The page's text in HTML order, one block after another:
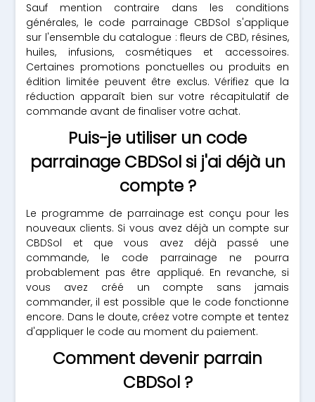
Sauf mention contraire dans les conditions
générales, le code parrainage CBDSol s'applique
sur l'ensemble du catalogue : fleurs de CBD, résines,
huiles, infusions, cosmétiques et accessoires.
Certaines promotions ponctuelles ou produits en
édition limitée peuvent être exclus. Vérifiez que la
réduction apparaît bien sur votre récapitulatif de
commande avant de finaliser votre achat.
Puis-je utiliser un code
parrainage CBDSol si j'ai déjà un
compte ?
Le programme de parrainage est conçu pour les
nouveaux clients. Si vous avez déjà un compte sur
CBDSol et que vous avez déjà passé une
commande, le code parrainage ne pourra
probablement pas être appliqué. En revanche, si
vous avez créé un compte sans jamais
commander, il est possible que le code fonctionne
encore. Dans le doute, créez votre compte et tentez
d'appliquer le code au moment du paiement.
Comment devenir parrain
CBDSol ?